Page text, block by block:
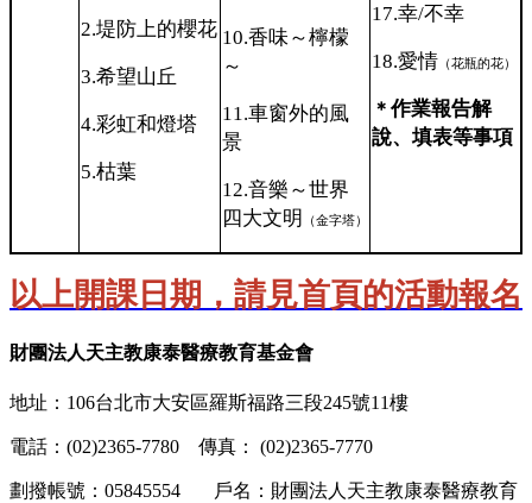
2.堤防上的櫻花
3.希望山丘
4.彩虹和燈塔
5.枯葉
10.香味～檸檬
～
11.車窗外的風
景
12.音樂～世界
四大文明
（金字塔）
17.幸/不幸
18.愛情 （花瓶的花）
＊ 作業報告解
說、填表等事項
以上開課日期，請見首頁的活動報名
財團法人天主教康泰醫療教育基金會
地址：106台北市大安區羅斯福路三段245號11樓
電話：(02)2365-7780 傳真： (02)2365-7770
劃撥帳號：05845554 戶名：財團法人天主教康泰醫療教育